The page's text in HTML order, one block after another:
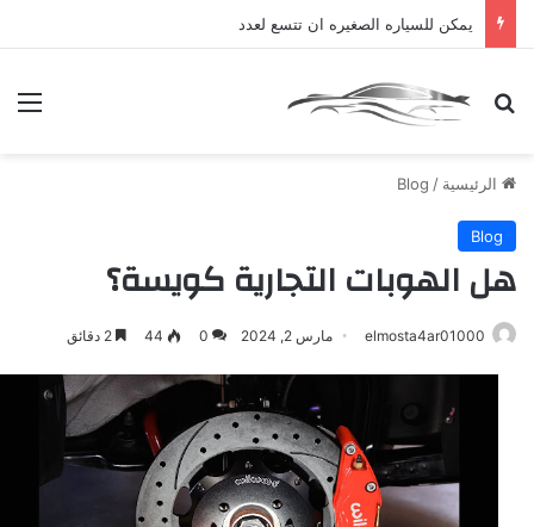
يمكن للسياره الصغيره ان تتسع لعدد
بحث عن
الرئيسية /
Blog
Blog
هل الهوبات التجارية كويسة؟
elmosta4ar01000 مارس 2, 2024 0
44